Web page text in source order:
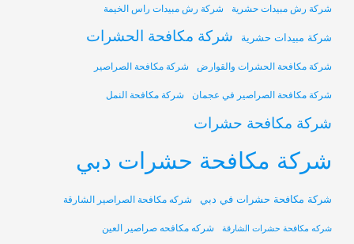
شركة رش مبيدات حشرية شركة رش مبيدات راس الخيمة
شركة مبيدات حشرية شركة مكافحة الحشرات
شركة مكافحة الحشرات والقوارض شركة مكافحة الصراصير
شركة مكافحة الصراصير في عجمان شركة مكافحة النمل
شركة مكافحة حشرات
شركة مكافحة حشرات دبي
شركة مكافحة حشرات في دبي شركه مكافحة الصراصير الشارقة
شركه مكافحة حشرات الشارقة شركه مكافحه صراصير العين